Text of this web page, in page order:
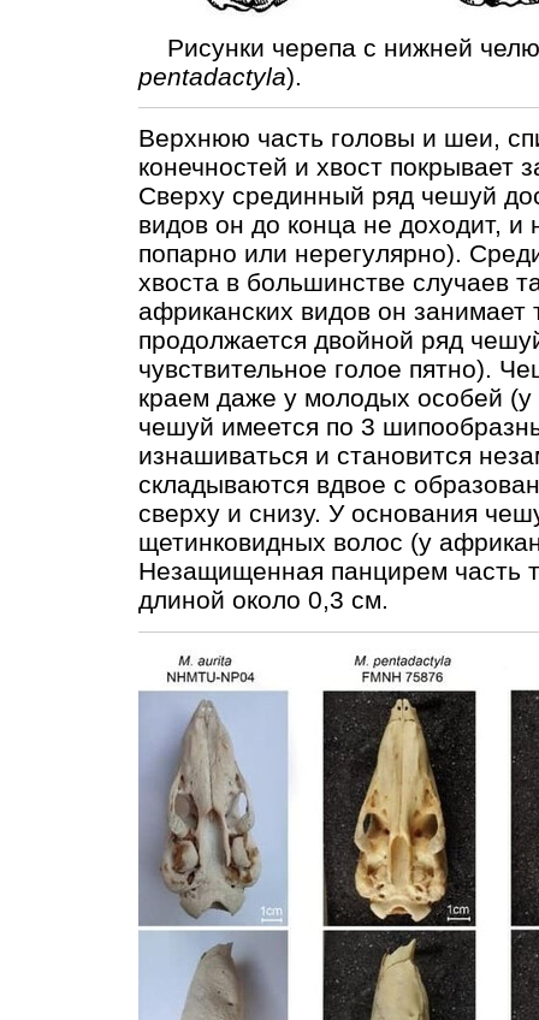
Рисунки черепа с нижней
pentadactyla).
Верхнюю часть головы и шеи,
конечностей и хвост
Сверху срединный ряд чешуй
видов он до конца не доходит,
попарно или нерегулярно).
хвоста в большинстве случаев
африканских видов он
продолжается двойной ряд
чувствительное голое пятно).
краем даже у молодых особей
чешуй имеется по 3
изнашиваться и становится
складываются вдвое с
сверху и снизу. У основания
щетинковидных волос (у
Незащищенная панцирем часть
длиной около 0,3 см.